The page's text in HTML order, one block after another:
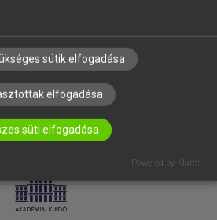
ADATVÉDELEM
sütik elfogadása
elfogadása
süti elfogadása
Powered by Klaro!